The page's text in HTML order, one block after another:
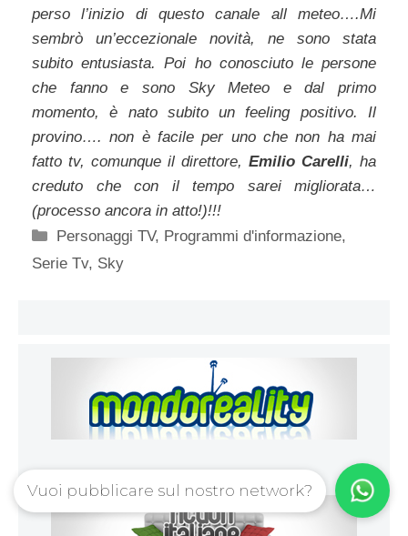
perso l’inizio di questo canale all meteo….Mi
sembrò un’eccezionale novità, ne sono stata
subito entusiasta. Poi ho conosciuto le persone
che fanno e sono Sky Meteo e dal primo
momento, è nato subito un feeling positivo. Il
provino…. non è facile per uno che non ha mai
fatto tv, comunque il direttore, Emilio Carelli, ha
creduto che con il tempo sarei migliorata…
(processo ancora in atto!)!!!
Categorie
Personaggi TV, Programmi d'informazione,
Serie Tv, Sky
Vuoi pubblicare sul nostro network?